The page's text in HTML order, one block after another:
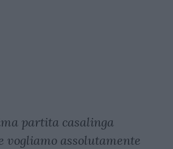
partita casalinga
vogliamo assolutamente